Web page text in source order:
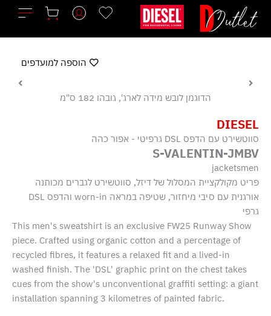
לתוכן
DIESEL
סווטשירט עם הדפס DSL גרפיטי - אפור כהה
S-VALENTIN-JMBV
jacketsmen
פריט מקולקציית המסלול של דיזל, סווטשירט לגברים מכותנה
אורגנית עם סיבי מיחזור, שטיפה במראה worn-in והדפס DSL
גרפי
This men's sweatshirt is an exclusive FW25 Runway Show
piece. Crafted using organic cotton and a percentage of
recycled fibres, it features a relaxed fit and a lived-in
washed finish. The 'DSL' graphic print on the chest takes
cues from the show's unconventional graffiti setting: a giant
installation spanning 3 kilometres of painted fabric.
הוספה למועדפים
הדוגמן לובש מידה לארג', גובהו 182 ס"מ